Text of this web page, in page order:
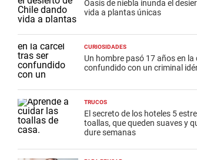
Oasis de niebla inunda el
vida a plantas únicas
CURIOSIDADES
Un hombre pasó 17 años en la
confundido con un criminal
TRUCOS
El secreto de los hoteles 5
toallas, que queden suaves y
dure semanas